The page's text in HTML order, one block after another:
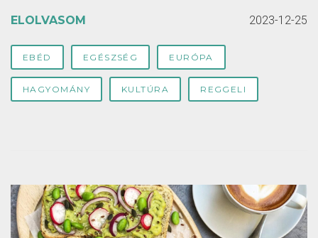
ELOLVASOM 2023-12-25
EBÉD EGÉSZSÉG EURÓPA
HAGYOMÁNY KULTÚRA REGGELI